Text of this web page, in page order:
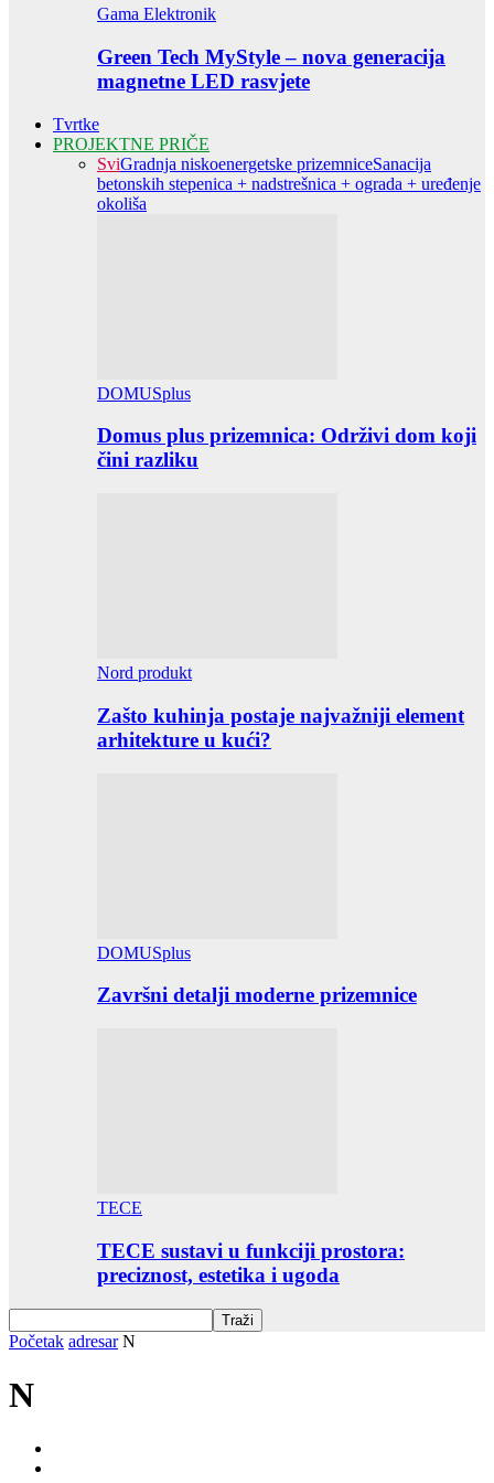
Gama Elektronik
Green Tech MyStyle – nova generacija
magnetne LED rasvjete
Tvrtke
PROJEKTNE PRIČE
SviGradnja niskoenergetske prizemniceSanacija
betonskih stepenica + nadstrešnica + ograda + uređenje
okoliša
DOMUSplus
Domus plus prizemnica: Održivi dom koji
čini razliku
Nord produkt
Zašto kuhinja postaje najvažniji element
arhitekture u kući?
DOMUSplus
Završni detalji moderne prizemnice
TECE
TECE sustavi u funkciji prostora:
preciznost, estetika i ugoda
Početak adresar N
N